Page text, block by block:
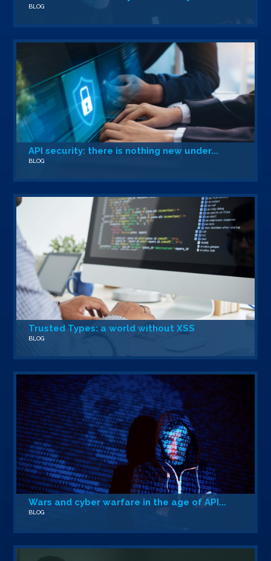
BLOG
API security: there is nothing new under...
BLOG
Trusted Types: a world without XSS
BLOG
Wars and cyber warfare in the age of API...
BLOG